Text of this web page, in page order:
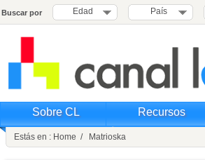
Buscar por Edad País
Sobre CL Recursos
Estás en : Home / Matrioska